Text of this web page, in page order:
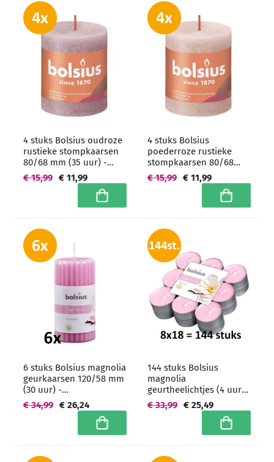
4 stuks Bolsius oudroze
rustieke stompkaarsen
80/68 mm (35 uur) -
grootverpakking
€ 11,99
€ 15,99
In winkelwagen
4 stuks Bolsius
poederroze rustieke
stompkaarsen 80/68
mm (35 uur) -
grootverpakking
€ 11,99
€ 15,99
In
6 stuks Bolsius magnolia
geurkaarsen 120/58 mm
(30 uur) -
grootverpakking
€ 26,24
€ 34,99
In winkelwagen
144 stuks Bolsius
magnolia
geurtheelichtjes (4 uur) -
grootverpakking
€ 25,49
€ 33,99
In